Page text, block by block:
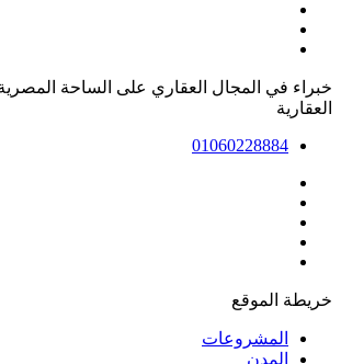
خبراء في المجال العقاري على الساحة
العقارية
01060228884
خريطة الموقع
المشروعات
المدن